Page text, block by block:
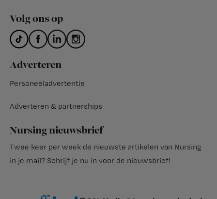
Volg ons op
Adverteren
Personeeladvertentie
Adverteren & partnerships
Nursing nieuwsbrief
Twee keer per week de nieuwste artikelen van Nursing
in je mail? Schrijf je nu in voor de nieuwsbrief!